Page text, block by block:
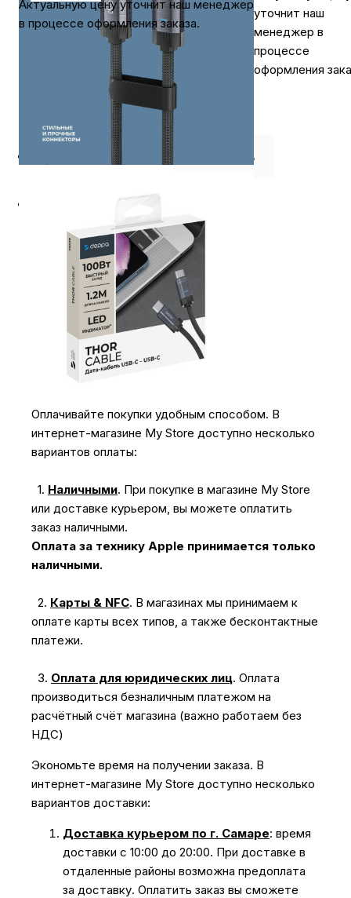
Актуальную цену уточнит наш менеджер
в процессе оформления заказа.
уточнит наш
менеджер в
процессе
оформления
⭐️ Отзывы о нас ⭐️ Где купить
Оплачивайте покупки удобным способом. В
интернет-магазине My Store доступно несколько
вариантов оплаты:
1. Наличными. При покупке в магазине My Store
или доставке курьером, вы можете оплатить
заказ наличными.
Оплата за технику Apple принимается только
наличными.
2. Карты & NFC. В магазинах мы принимаем к
оплате карты всех типов, а также бесконтактные
платежи.
3. Оплата для юридических лиц. Оплата
производиться безналичным платежом на
расчётный счёт магазина (важно работаем без
НДС)
Экономьте время на получении заказа. В
интернет-магазине My Store доступно несколько
вариантов доставки:
Доставка курьером по г. Самаре: время
доставки с 10:00 до 20:00. При доставке в
отдаленные районы возможна предоплата
за доставку. Оплатить заказ вы сможете